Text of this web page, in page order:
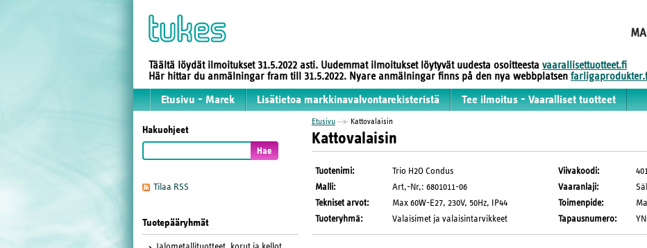
Täältä löydät ilmoitukset 31.5.2022 asti. Uudemmat ilmoitukset löytyvät uudesta osoitteesta vaarallisettuotteet.fi
Här hittar du anmälningar fram till 31.5.2022. Nyare anmälningar finns på den nya webbplatsen
Etusivu - Marek Lisätietoa markkinavalvontarekisteristä Tee ilmoitus - Vaaralliset tuotteet
Hakuohjeet
Tilaa RSS
Tuotepääryhmät
Etusivu Kattovalaisin
Kattovalaisin
Tuotenimi:
Trio H2O Condus
Malli:
Art,-Nr,: 6801011-06
Tekniset arvot:
Max 60W-E27, 230V, 50Hz, IP44
Tuoteryhmä: Valaisimet ja valaisintarvikkeet
Viivakoodi:
Vaaranlaji:
Toimenpide:
Tapausnumero: